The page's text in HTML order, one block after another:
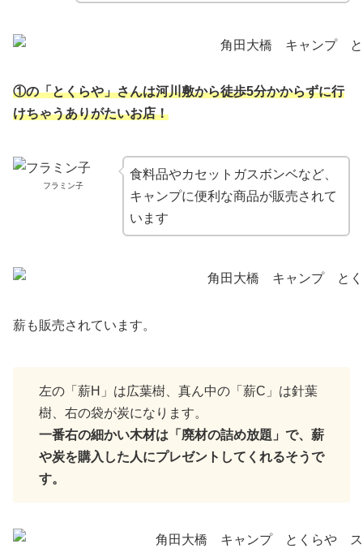
①の「とくらや」さんは河川敷から徒歩5分かからずに行
けちゃうありがたいお店！
フラミン子
食料品やカセットガスボンベなど、
キャンプに便利な商品が販売されて
います
薪も販売されています。
左の「薪H」は広葉樹、真ん中の「薪C」は針葉
樹、右の袋が炭になります。
一番右の細かい木材は「廃材の詰め放題」で、薪
や炭を購入した人にプレゼントしてくれるそうで
す。